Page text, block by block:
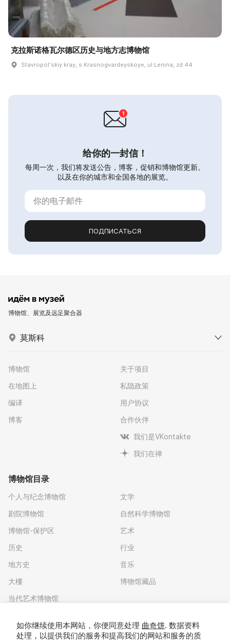
克拉斯诺格瓦尔德区历史与地方志博物馆
Stavropolʹskiy kray, s Krasnogvardeyskoye, ul Lenina, zd 44
给你的一封信！
每周一次，我们将发送公告，博客，促销和博物馆更新。
以及在你的城市和全国各地的展览。
ПОДПИСАТЬСЯ
博物馆、展览及远足聚合器
莫斯科
博物馆
在地图上
编译
博客
关于项目
私隐政策
用户协议
合作伙伴
我们是VKontakte
我们在禅
博物馆目录
个人与纪念博物馆
剧院博物馆
博物馆-保护区
历史
地方史
大樓
当代艺术博物馆
文学
自然科学博物馆
艺术
行业
音乐
博物馆藏品
如你继续使用本网站，你便同意处理 曲奇饼. 数据资料
处理，以提供我们的服务和提高我们的网站和服务的质